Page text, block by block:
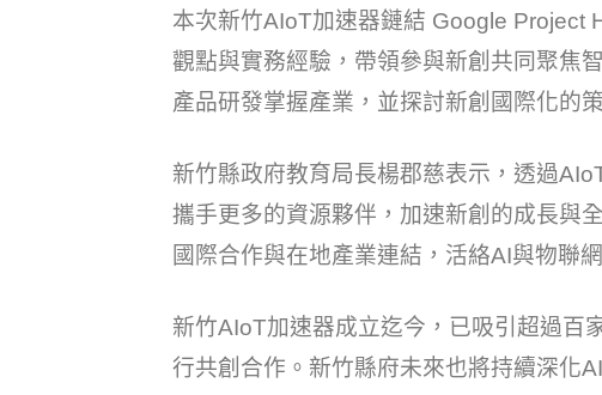
本次新竹AIoT加速器鏈結 Google Project
觀點與實務經驗，帶領參與新創共同聚焦
產品研發掌握產業，並探討新創國際化的
新竹縣政府教育局長楊郡慈表示，透過
攜手更多的資源夥伴，加速新創的成長與
國際合作與在地產業連結，活絡AI與物聯
新竹AIoT加速器成立迄今，已吸引超過百
行共創合作。新竹縣府未來也將持續深化